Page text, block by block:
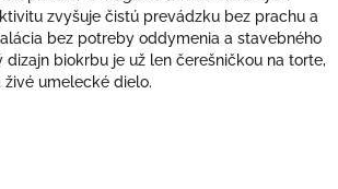
zvyšuje čistú prevádzku bez prachu a
bez potreby oddymenia a stavebného
dizajn biokrbu je už len čerešničkou na torte,
umelecké dielo.